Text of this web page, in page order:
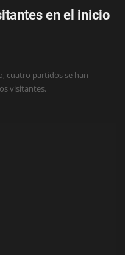
en el inicio
cuatro partidos se han
visitantes.